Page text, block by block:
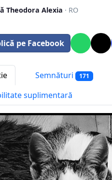
Theodora Alexia · RO
pe Facebook
Semnături 171
suplimentară